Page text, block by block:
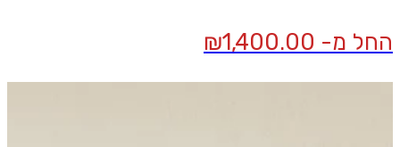
החל מ- ₪1,400.00